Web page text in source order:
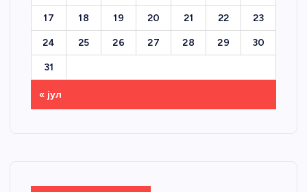
17 18 19 20 21 22 23
24 25 26 27 28 29 30
31
« јул